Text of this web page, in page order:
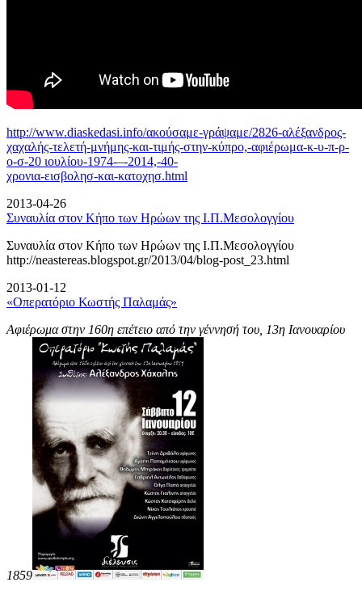
http://www.diaskedasi.info/ακούσαμε-γράψαμε/2826-αλέξανδρος-
χαχαλής-τελετή-μνήμης-και-τιμής-στην-κύπρο,-αφιέρωμα-κ-υ-π-ρ-
ο-σ-20 ιουλίου-1974-–-2014,-40-
χρονια-εισβολησ-και-κατοχησ.html
2013-04-26
Συναυλία στον Κήπο των Ηρώων της Ι.Π.Μεσολογγίου
Συναυλία στον Κήπο των Ηρώων της Ι.Π.Μεσολογγίου
http://neastereas.blogspot.gr/2013/04/blog-post_23.html
2013-01-12
«Οπερατόριο Κωστής Παλαμάς»
Αφιέρωμα στην 160η επέτειο από την γέννησή του, 13η Ιανουαρίου
1859